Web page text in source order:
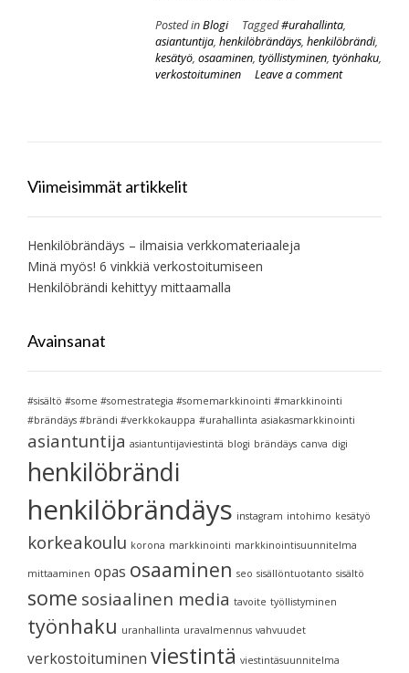
Posted inBlogi Tagged#urahallinta,
asiantuntija, henkilöbrändäys, henkilöbrändi,
kesätyö, osaaminen, työllistyminen, työnhaku,
verkostoituminen
Leave a comment
Viimeisimmät artikkelit
Henkilöbrändäys – ilmaisia verkkomateriaaleja
Minä myös! 6 vinkkiä verkostoitumiseen
Henkilöbrändi kehittyy mittaamalla
Avainsanat
#sisältö #some #somestrategia #somemarkkinointi #markkinointi
#brändäys #brändi #verkkokauppa #urahallinta asiakasmarkkinointi
asiantuntija asiantuntijaviestintä blogi brändäys canva digi
henkilöbrändi
henkilöbrändäys instagram intohimo kesätyö
korkeakoulu korona markkinointi markkinointisuunnitelma
mittaaminen opas osaaminen seo sisällöntuotanto sisältö
some sosiaalinen media tavoite työllistyminen
työnhaku uranhallinta uravalmennus vahvuudet
verkostoituminen viestintä viestintäsuunnitelma